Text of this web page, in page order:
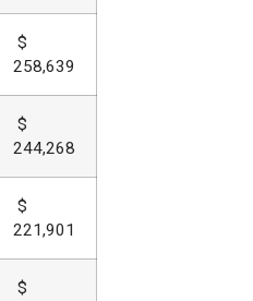
$
258,639
$
244,268
$
221,901
$